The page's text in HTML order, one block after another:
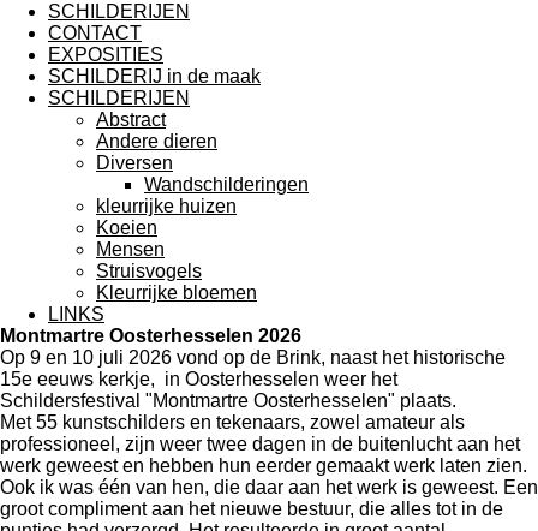
SCHILDERIJEN
CONTACT
EXPOSITIES
SCHILDERIJ in de maak
SCHILDERIJEN
Abstract
Andere dieren
Diversen
Wandschilderingen
kleurrijke huizen
Koeien
Mensen
Struisvogels
Kleurrijke bloemen
LINKS
Montmartre Oosterhesselen 2026
Op 9 en 10 juli 2026 vond op de Brink, naast het historische
15e eeuws kerkje, in Oosterhesselen weer het
Schildersfestival "Montmartre Oosterhesselen" plaats.
Met 55 kunstschilders en tekenaars, zowel amateur als
professioneel, zijn weer twee dagen in de buitenlucht aan het
werk geweest en hebben hun eerder gemaakt werk laten zien.
Ook ik was één van hen, die daar aan het werk is geweest. Een
groot compliment aan het nieuwe bestuur, die alles tot in de